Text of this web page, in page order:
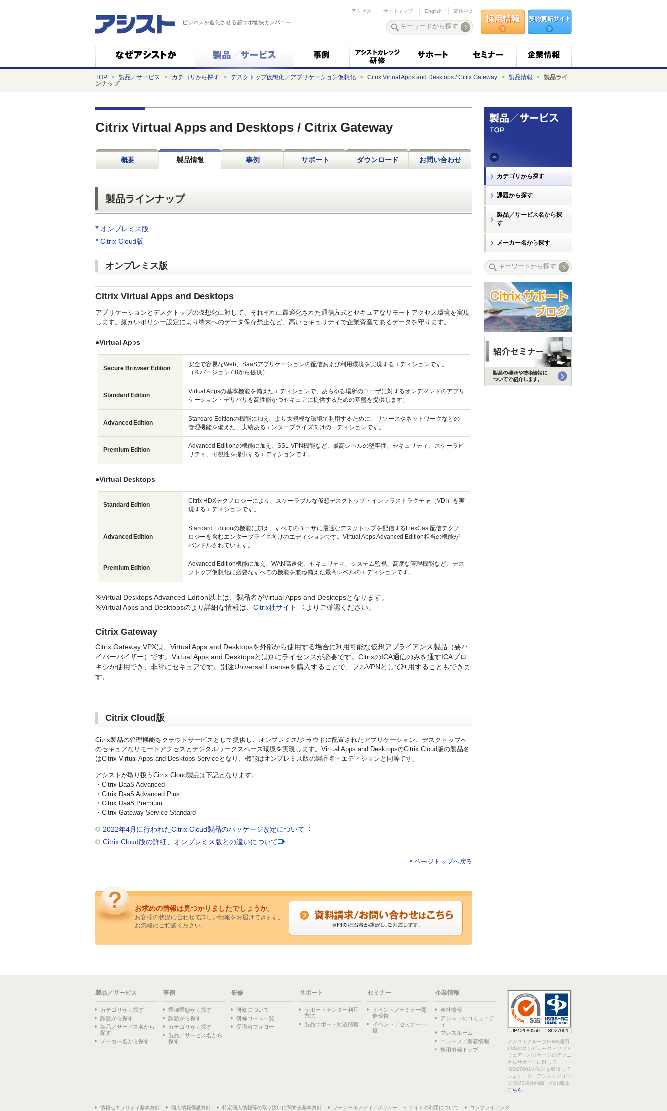
ビジネスを進化させる超サポ愉快カンパニー
アクセス サイトマップ English 简体中文
TOP > 製品／サービス > カテゴリから探す > デスクトップ仮想化／アプリケーション仮想化 > Citrix Virtual Apps and Desktops / Citrix Gateway > 製品情報 > 製品ライ
ンナップ
Citrix Virtual Apps and Desktops / Citrix Gateway
概要 製品情報 事例 サポート ダウンロード お問い合わせ
製品ラインナップ
オンプレミス版
Citrix Cloud版
オンプレミス版
Citrix Virtual Apps and Desktops
アプリケーションとデスクトップの仮想化に対して、それぞれに最適化された通信方式とセキュアなリモートアクセス環境を実現
します。細かいポリシー設定により端末へのデータ保存禁止など、高いセキュリティで企業資産であるデータを守ります。
●Virtual Apps
Secure Browser Edition
安全で容易なWeb、SaaSアプリケーションの配信および利用環境を実現するエディションです。
（※バージョン7.8から提供）
Standard Edition
Virtual Appsの基本機能を備えたエディションで、あらゆる場所のユーザに対するオンデマンドのアプリ
ケーション・デリバリを高性能かつセキュアに提供するための基盤を提供します。
Advanced Edition
Standard Editionの機能に加え、より大規模な環境で利用するために、リソースやネットワークなどの
管理機能を備えた、実績あるエンタープライズ向けのエディションです。
Premium Edition
Advanced Editionの機能に加え、SSL-VPN機能など、最高レベルの堅牢性、セキュリティ、スケーラビ
リティ、可視性を提供するエディションです。
●Virtual Desktops
Standard Edition
Citrix HDXテクノロジーにより、スケーラブルな仮想デスクトップ・インフラストラクチャ（VDI）を実
現するエディションです。
Advanced Edition
Standard Editionの機能に加え、すべてのユーザに最適なデスクトップを配信するFlexCast配信テクノ
ロジーを含むエンタープライズ向けのエディションです。Virtual Apps Advanced Edition相当の機能が
バンドルされています。
Premium Edition
Advanced Edition機能に加え、WAN高速化、セキュリティ、システム監視、高度な管理機能など、デス
クトップ仮想化に必要なすべての機能を兼ね備えた最高レベルのエディションです。
※Virtual Desktops Advanced Edition以上は、製品名がVirtual Apps and Desktopsとなります。
※Virtual Apps and Desktopsのより詳細な情報は、 Citrix社サイト よりご確認ください。
Citrix Gateway
Citrix Gateway VPXは、Virtual Apps and Desktopsを外部から使用する場合に利用可能な仮想アプライアンス製品（要ハ
イパーバイザー）です。Virtual Apps and Desktopsとは別にライセンスが必要です。CitrixのICA通信のみを通すICAプロ
キシが使用でき、非常にセキュアです。別途Universal Licenseを購入することで、フルVPNとして利用することもできま
す。
Citrix Cloud版
Citrix製品の管理機能をクラウドサービスとして提供し、オンプレミス/クラウドに配置されたアプリケーション、デスクトップへ
のセキュアなリモートアクセスとデジタルワークスペース環境を実現します。Virtual Apps and DesktopsのCitrix Cloud版の製品名
はCitrix Virtual Apps and Desktops Serviceとなり、機能はオンプレミス版の製品名・エディションと同等です。
アシストが取り扱うCitrix Cloud製品は下記となります。
・Citrix DaaS Advanced
・Citrix DaaS Advanced Plus
・Citrix DaaS Premium
・Citrix Gateway Service Standard
2022年4月に行われたCitrix Cloud製品のパッケージ改定について
Citrix Cloud版の詳細、オンプレミス版との違いについて
ページトップへ戻る
お求めの情報は見つかりましたでしょうか。
お客様の状況に合わせて詳しい情報をお届けできます。
お気軽にご相談ください。
カテゴリから探す
課題から探す
製品／サービス名から探
す
メーカー名から探す
製品／サービス
カテゴリから探す
課題から探す
製品／サービス名から
探す
メーカー名から探す
事例
業種業態から探す
課題から探す
カテゴリから探す
製品／サービス名から
探す
研修
研修について
研修コース一覧
受講者フォロー
サポート
サポートセンター利用
方法
製品サポート対応情報
セミナー
イベント／セミナー開
催報告
イベント／セミナー一
覧
企業情報
会社情報
アシストのコミュニテ
ィ
プレスルーム
ニュース／新着情報
採用情報トップ
アシストグループISMS適用
組織のコンピュータ・ソフト
ウェア・パッケージのテクニ
カルサポートに対して
ISO27001の認証を取得して
います。※「アシストグルー
プISMS適用組織」の詳細は
こちら
情報セキュリティ基本方針 個人情報保護方針 特定個人情報等の取り扱いに関する基本方針 ソーシャルメディアポリシー サイトの利用について コンプライアンス